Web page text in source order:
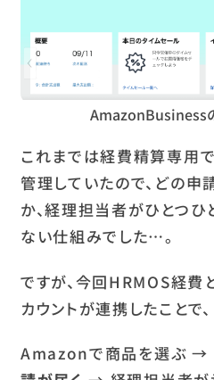
AmazonBusiness
これまでは経費精算専用
管理していたので、どの
か、経理担当者がひとつひ
ない仕組みでした…。
ですが、今回HRMOS経
カウントが連携したことで、
Amazonで商品を選ぶ →